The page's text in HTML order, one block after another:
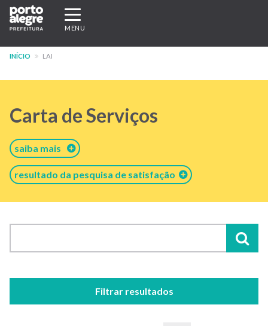
Pular
para
conteúdo
Expandir/recolher
navegação
MENU
INÍCIO LAI
Carta de Serviços
saiba mais
resultado da pesquisa de satisfação
Filtrar resultados